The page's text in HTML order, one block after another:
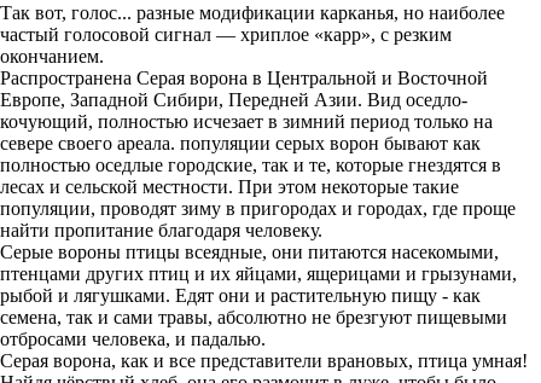
Так вот, голос... разные модификации карканья, но наиболее
частый голосовой сигнал — хриплое «карр», с резким
окончанием.
Распространена Серая ворона в Центральной и Восточной
Европе, Западной Сибири, Передней Азии. Вид оседло-
кочующий, полностью исчезает в зимний период только на
севере своего ареала. популяции серых ворон бывают как
полностью оседлые городские, так и те, которые гнездятся в
лесах и сельской местности. При этом некоторые такие
популяции, проводят зиму в пригородах и городах, где проще
найти пропитание благодаря человеку.
Серые вороны птицы всеядные, они питаются насекомыми,
птенцами других птиц и их яйцами, ящерицами и грызунами,
рыбой и лягушками. Едят они и растительную пищу - как
семена, так и сами травы, абсолютно не брезгуют пищевыми
отбросами человека, и падалью.
Серая ворона, как и все представители врановых, птица умная!